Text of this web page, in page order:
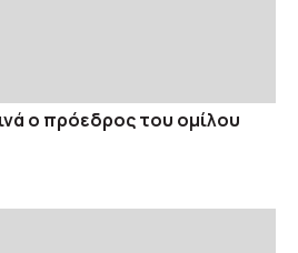
ο πρόεδρος του ομίλου